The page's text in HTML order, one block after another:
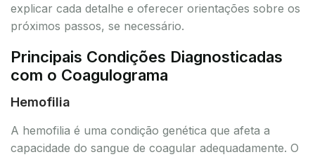
explicar cada detalhe e oferecer orientações sobre os
próximos passos, se necessário.
Principais Condições Diagnosticadas
com o Coagulograma
Hemofilia
A hemofilia é uma condição genética que afeta a
capacidade do sangue de coagular adequadamente. O